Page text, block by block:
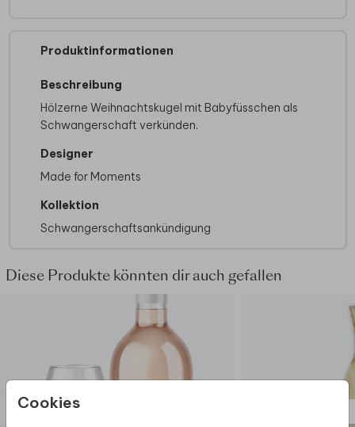
Cookies
Produktinformationen
Beschreibung
Hölzerne Weihnachtskugel mit Babyfüsschen als
Schwangerschaft verkünden.
Designer
Made for Moments
Kollektion
Schwangerschaftsankündigung
Diese Produkte könnten dir auch gefallen